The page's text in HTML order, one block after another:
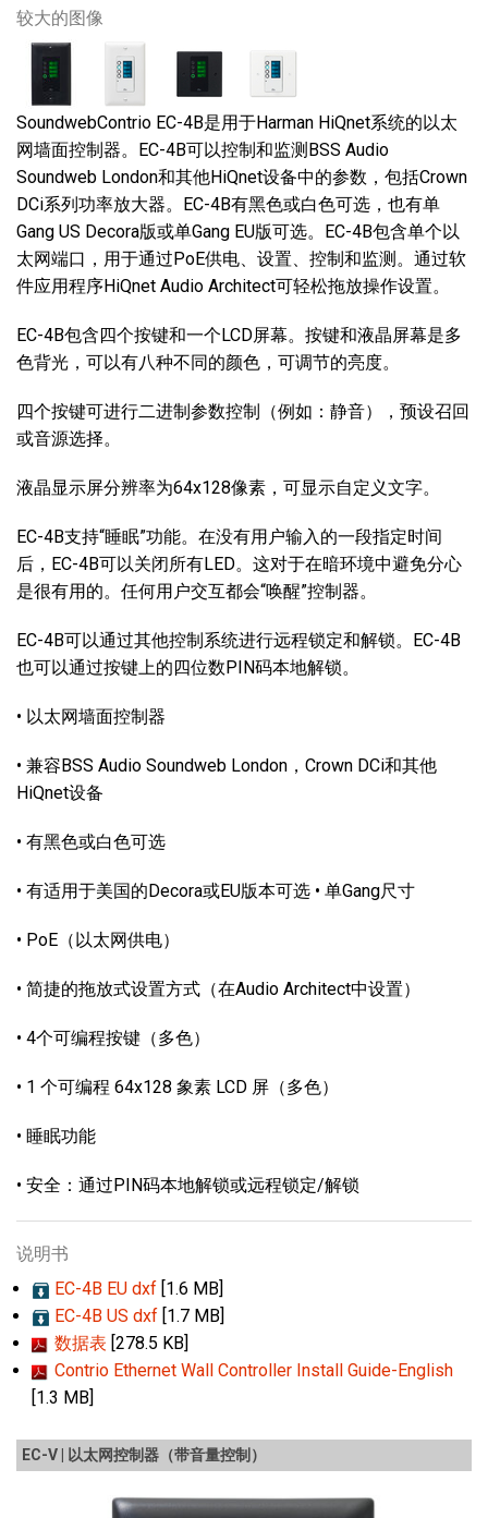
较大的图像
SoundwebContrio EC-4B是用于Harman HiQnet系统的以太
网墙面控制器。EC-4B可以控制和监测BSS Audio
Soundweb London和其他HiQnet设备中的参数，包括Crown
DCi系列功率放大器。EC-4B有黑色或白色可选，也有单
Gang US Decora版或单Gang EU版可选。EC-4B包含单个以
太网端口，用于通过PoE供电、设置、控制和监测。通过软
件应用程序HiQnet Audio Architect可轻松拖放操作设置。
EC-4B包含四个按键和一个LCD屏幕。按键和液晶屏幕是多
色背光，可以有八种不同的颜色，可调节的亮度。
四个按键可进行二进制参数控制（例如：静音），预设召回
或音源选择。
液晶显示屏分辨率为64x128像素，可显示自定义文字。
EC-4B支持“睡眠”功能。在没有用户输入的一段指定时间
后，EC-4B可以关闭所有LED。这对于在暗环境中避免分心
是很有用的。任何用户交互都会“唤醒”控制器。
EC-4B可以通过其他控制系统进行远程锁定和解锁。EC-4B
也可以通过按键上的四位数PIN码本地解锁。
• 以太网墙面控制器
• 兼容BSS Audio Soundweb London，Crown DCi和其他
HiQnet设备
• 有黑色或白色可选
• 有适用于美国的Decora或EU版本可选 • 单Gang尺寸
• PoE（以太网供电）
• 简捷的拖放式设置方式（在Audio Architect中设置）
• 4个可编程按键（多色）
• 1 个可编程 64x128 象素 LCD 屏（多色）
• 睡眠功能
• 安全：通过PIN码本地解锁或远程锁定/解锁
说明书
EC-4B EU dxf [1.6 MB]
EC-4B US dxf [1.7 MB]
数据表 [278.5 KB]
Contrio Ethernet Wall Controller Install Guide-English
[1.3 MB]
EC-V | 以太网控制器（带音量控制）